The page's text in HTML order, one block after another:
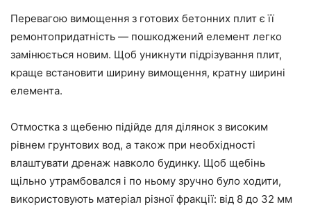
Перевагою вимощення з готових бетонних плит є її
ремонтопридатність — пошкоджений елемент легко
замінюється новим. Щоб уникнути підрізування плит,
краще встановити ширину вимощення, кратну ширині
елемента.
Отмостка з щебеню підійде для ділянок з високим
рівнем грунтових вод, а також при необхідності
влаштувати дренаж навколо будинку. Щоб щебінь
щільно утрамбовался і по ньому зручно було ходити,
використовують матеріал різної фракції: від 8 до 32 мм